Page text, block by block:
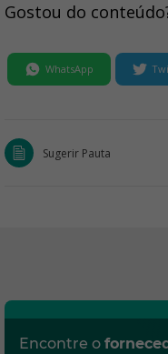
Gostou do
WhatsApp
Sugerir Pauta
Encontre o